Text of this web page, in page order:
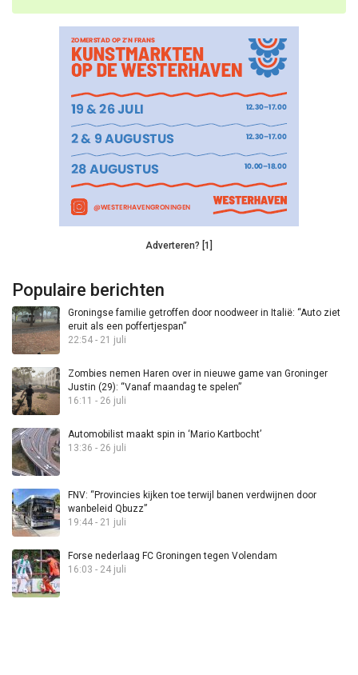
Adverteren? [1]
Populaire berichten
Groningse familie getroffen door noodweer in Italië: “Auto ziet
eruit als een poffertjespan”
22:54 - 21 juli
Zombies nemen Haren over in nieuwe game van Groninger
Justin (29): “Vanaf maandag te spelen”
16:11 - 26 juli
Automobilist maakt spin in ‘Mario Kartbocht’
13:36 - 26 juli
FNV: “Provincies kijken toe terwijl banen verdwijnen door
wanbeleid Qbuzz”
19:44 - 21 juli
Forse nederlaag FC Groningen tegen Volendam
16:03 - 24 juli